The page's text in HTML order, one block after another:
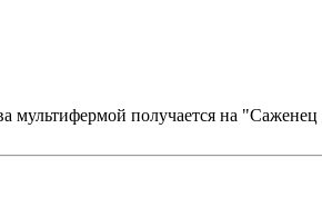
мультифермой получается на